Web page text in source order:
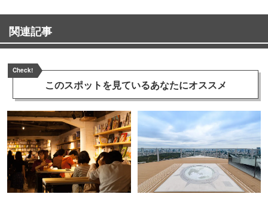
関連記事
Check!
このスポットを見ているあなたにオススメ